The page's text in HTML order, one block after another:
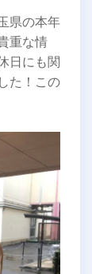
県の本年
重な情
日にも関
た！この